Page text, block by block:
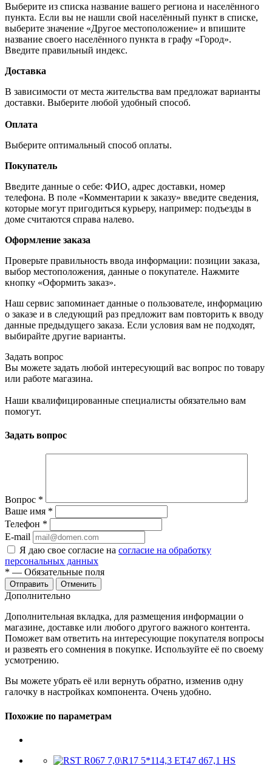
Выберите из списка название вашего региона и населённого
пункта. Если вы не нашли свой населённый пункт в списке,
выберите значение «Другое местоположение» и впишите
название своего населённого пункта в графу «Город».
Введите правильный индекс.
Доставка
В зависимости от места жительства вам предложат варианты
доставки. Выберите любой удобный способ.
Оплата
Выберите оптимальный способ оплаты.
Покупатель
Введите данные о себе: ФИО, адрес доставки, номер
телефона. В поле «Комментарии к заказу» введите сведения,
которые могут пригодиться курьеру, например: подъезды в
доме считаются справа налево.
Оформление заказа
Проверьте правильность ввода информации: позиции заказа,
выбор местоположения, данные о покупателе. Нажмите
кнопку «Оформить заказ».
Наш сервис запоминает данные о пользователе, информацию
о заказе и в следующий раз предложит вам повторить к вводу
данные предыдущего заказа. Если условия вам не подходят,
выбирайте другие варианты.
Задать вопрос
Вы можете задать любой интересующий вас вопрос по товару
или работе магазина.
Наши квалифицированные специалисты обязательно вам
помогут.
Задать вопрос
Вопрос *
Ваше имя *
Телефон *
E-mail
Я даю свое согласие на согласие на обработку
персональных данных
* — Обязательные поля
Отменить
Дополнительно
Дополнительная вкладка, для размещения информации о
магазине, доставке или любого другого важного контента.
Поможет вам ответить на интересующие покупателя вопросы
и развеять его сомнения в покупке. Используйте её по своему
усмотрению.
Вы можете убрать её или вернуть обратно, изменив одну
галочку в настройках компонента. Очень удобно.
Похожие по параметрам